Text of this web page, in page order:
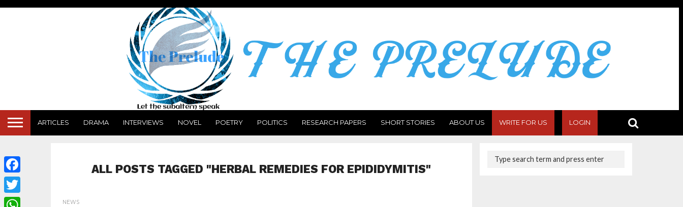
ARTICLES DRAMA INTERVIEWS NOVEL POETRY POLITICS RESEARCH PAPERS SHORT STORIES ABOUT US WRITE FOR US LOGIN
ALL POSTS TAGGED "HERBAL REMEDIES FOR EPIDIDYMITIS"
NEWS
Facebook
Twitter